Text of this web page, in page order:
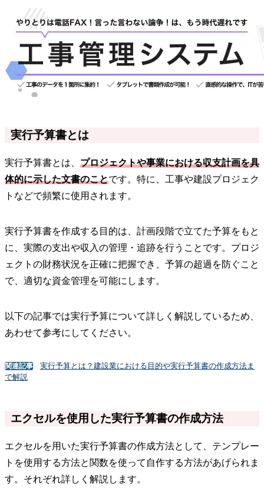
実行予算書とは
実行予算書とは、 プロジェクトや事業における収支計画を具
体的に示した文書のことです。特に、工事や建設プロジェク
トなどで頻繁に使用されます。
実行予算書を作成する目的は、計画段階で立てた予算をもと
に、実際の支出や収入の管理・追跡を行うことです。プロジ
ェクトの財務状況を正確に把握でき、予算の超過を防ぐこと
で、適切な資金管理を可能にします。
以下の記事では実行予算について詳しく解説しているため、
あわせて参考にしてください。
関連記事
実行予算とは？建設業における目的や実行予算書の作成方法ま
で解説
エクセルを使用した実行予算書の作成方法
エクセルを用いた実行予算書の作成方法として、テンプレー
トを使用する方法と関数を使って自作する方法があげられま
す。それぞれ詳しく解説します。